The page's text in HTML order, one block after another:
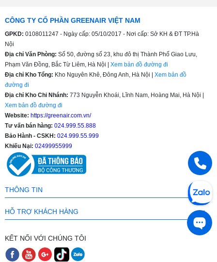
CÔNG TY CỔ PHẦN GREENAIR VIỆT NAM
GPKD: 0108011247 - Ngày cấp: 05/10/2017 - Nơi cấp: Sở KH & ĐT TP.Hà
Nội
Địa chỉ Văn Phòng: Số 50, đường số 23, khu đô thị Thành Phố Giao Lưu,
Phạm Văn Đồng, Bắc Từ Liêm, Hà Nội | Xem bản đồ đường đi
Địa chỉ Kho Tổng: Kho Nguyên Khê, Đông Anh, Hà Nội | Xem bản đồ
đường đi
Địa chỉ Kho Chi Nhánh: 773 Nguyễn Khoái, Lĩnh Nam, Hoàng Mai, Hà Nội |
Xem bản đồ đường đi
Website: https://greenair.com.vn/
Tư vấn bán hàng: 024.999.55.888
Bảo Hành - CSKH: 024.999.55.999
Khiếu Nại: 02499955999
THÔNG TIN
HỖ TRỢ KHÁCH HÀNG
KẾT NỐI VỚI CHÚNG TÔI